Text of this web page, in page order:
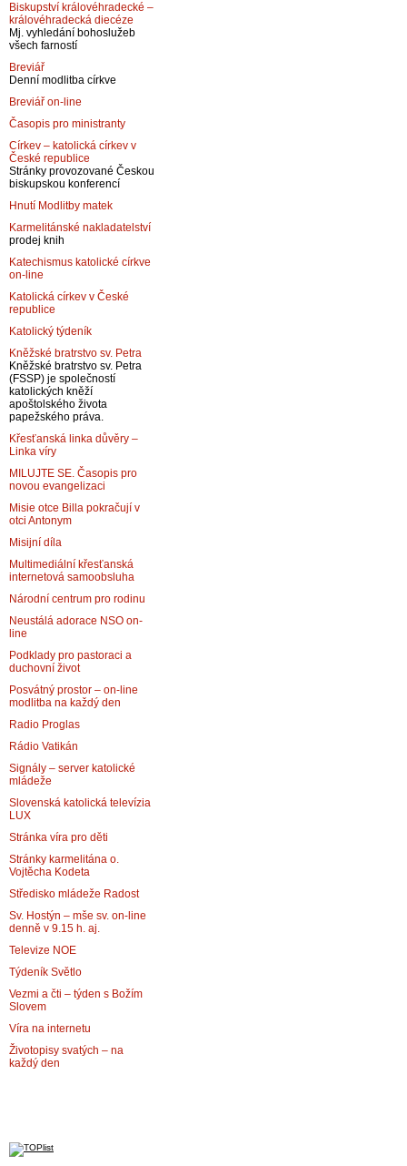
Biskupství královéhradecké –
královéhradecká diecéze
Mj. vyhledání bohoslužeb
všech farností
Breviář
Denní modlitba církve
Breviář on-line
Časopis pro ministranty
Církev – katolická církev v
České republice
Stránky provozované Českou
biskupskou konferencí
Hnutí Modlitby matek
Karmelitánské nakladatelství
prodej knih
Katechismus katolické církve
on-line
Katolická církev v České
republice
Katolický týdeník
Kněžské bratrstvo sv. Petra
Kněžské bratrstvo sv. Petra
(FSSP) je společností
katolických kněží
apoštolského života
papežského práva.
Křesťanská linka důvěry –
Linka víry
MILUJTE SE. Časopis pro
novou evangelizaci
Misie otce Billa pokračují v
otci Antonym
Misijní díla
Multimediální křesťanská
internetová samoobsluha
Národní centrum pro rodinu
Neustálá adorace NSO on-
line
Podklady pro pastoraci a
duchovní život
Posvátný prostor – on-line
modlitba na každý den
Radio Proglas
Rádio Vatikán
Signály – server katolické
mládeže
Slovenská katolická televízia
LUX
Stránka víra pro děti
Stránky karmelitána o.
Vojtěcha Kodeta
Středisko mládeže Radost
Sv. Hostýn – mše sv. on-line
denně v 9.15 h. aj.
Televize NOE
Týdeník Světlo
Vezmi a čti – týden s Božím
Slovem
Víra na internetu
Životopisy svatých – na
každý den